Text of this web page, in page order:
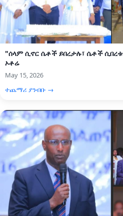
"ሰላም ሲኖር ሴቶች ይበረታሉ፣ ሴቶች
ኦቶሬ
May 15, 2026
ተጨማሪ ያንብቡ →